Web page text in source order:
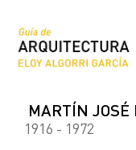
contenido
principal
MARTÍN JOSÉ
1916 - 1972